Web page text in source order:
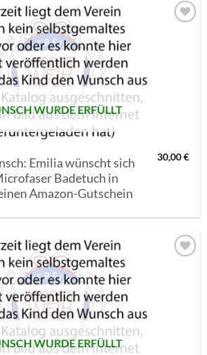
WURDE ERFÜLLT
Emilia wünscht sich
Badetuch in
Amazon-Gutschein
30,00€
WURDE ERFÜLLT